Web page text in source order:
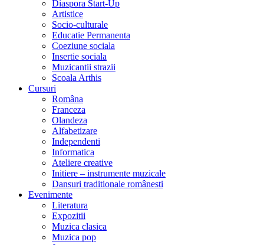
Diaspora Start-Up
Artistice
Socio-culturale
Educatie Permanenta
Coeziune sociala
Insertie sociala
Muzicantii strazii
Scoala Arthis
Cursuri
Româna
Franceza
Olandeza
Alfabetizare
Independenti
Informatica
Ateliere creative
Initiere – instrumente muzicale
Dansuri traditionale românesti
Evenimente
Literatura
Expozitii
Muzica clasica
Muzica pop